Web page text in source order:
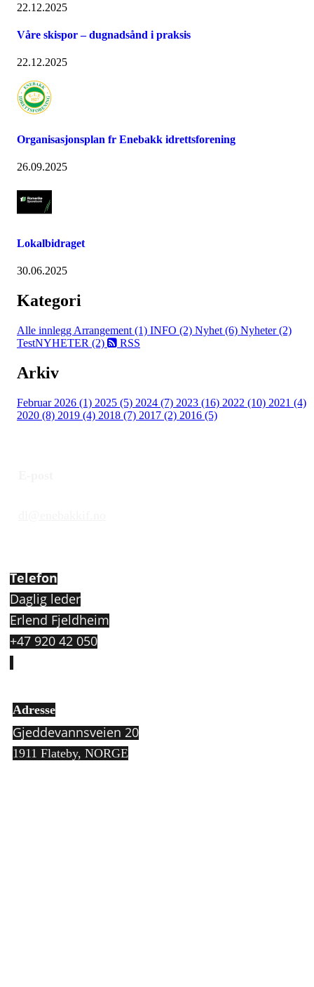
22.12.2025
Våre skispor – dugnadsånd i praksis
22.12.2025
Organisasjonsplan fr Enebakk idrettsforening
26.09.2025
Lokalbidraget
30.06.2025
Kategori
Alle innlegg Arrangement (1) INFO (2) Nyhet (6) Nyheter (2)
TestNYHETER (2)
RSS
Arkiv
Februar 2026 (1) 2025 (5) 2024 (7) 2023 (16) 2022 (10) 2021 (4)
2020 (8) 2019 (4) 2018 (7) 2017 (2) 2016 (5)
Telefon
Daglig leder
Erlend Fjeldheim
+47 920 42 050
Adresse
Gjeddevannsveien 20
1911 Flateby, NORGE